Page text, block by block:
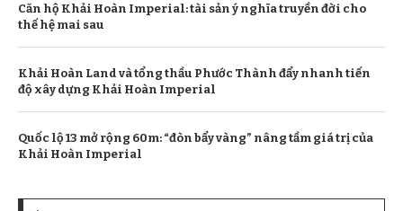
Căn hộ Khải Hoàn Imperial: tài sản ý nghĩa truyền đời cho
thế hệ mai sau
Khải Hoàn Land và tổng thầu Phước Thành đẩy nhanh tiến
độ xây dựng Khải Hoàn Imperial
Quốc lộ 13 mở rộng 60m: “đòn bẩy vàng” nâng tầm giá trị của
Khải Hoàn Imperial